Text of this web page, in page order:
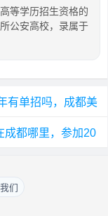
等学历招生资格的
公安高校，录属于
有单招吗，成都美
成都哪里，参加20
们